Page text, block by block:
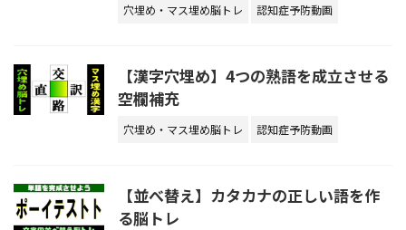
穴埋め・マス埋め脳トレ 認知症予防動画
【漢字穴埋め】4つの熟語を成立させる
空欄補充
穴埋め・マス埋め脳トレ 認知症予防動画
【並べ替え】カタカナの正しい語を作
る脳トレ